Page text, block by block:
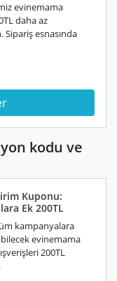
evinemama
daha az
esnasında
kodu ve
Kuponu:
Ek 200TL
kampanyalara
evinemama
200TL